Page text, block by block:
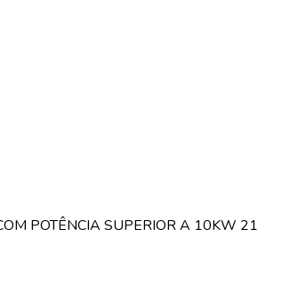
POTÊNCIA SUPERIOR A 10KW 21